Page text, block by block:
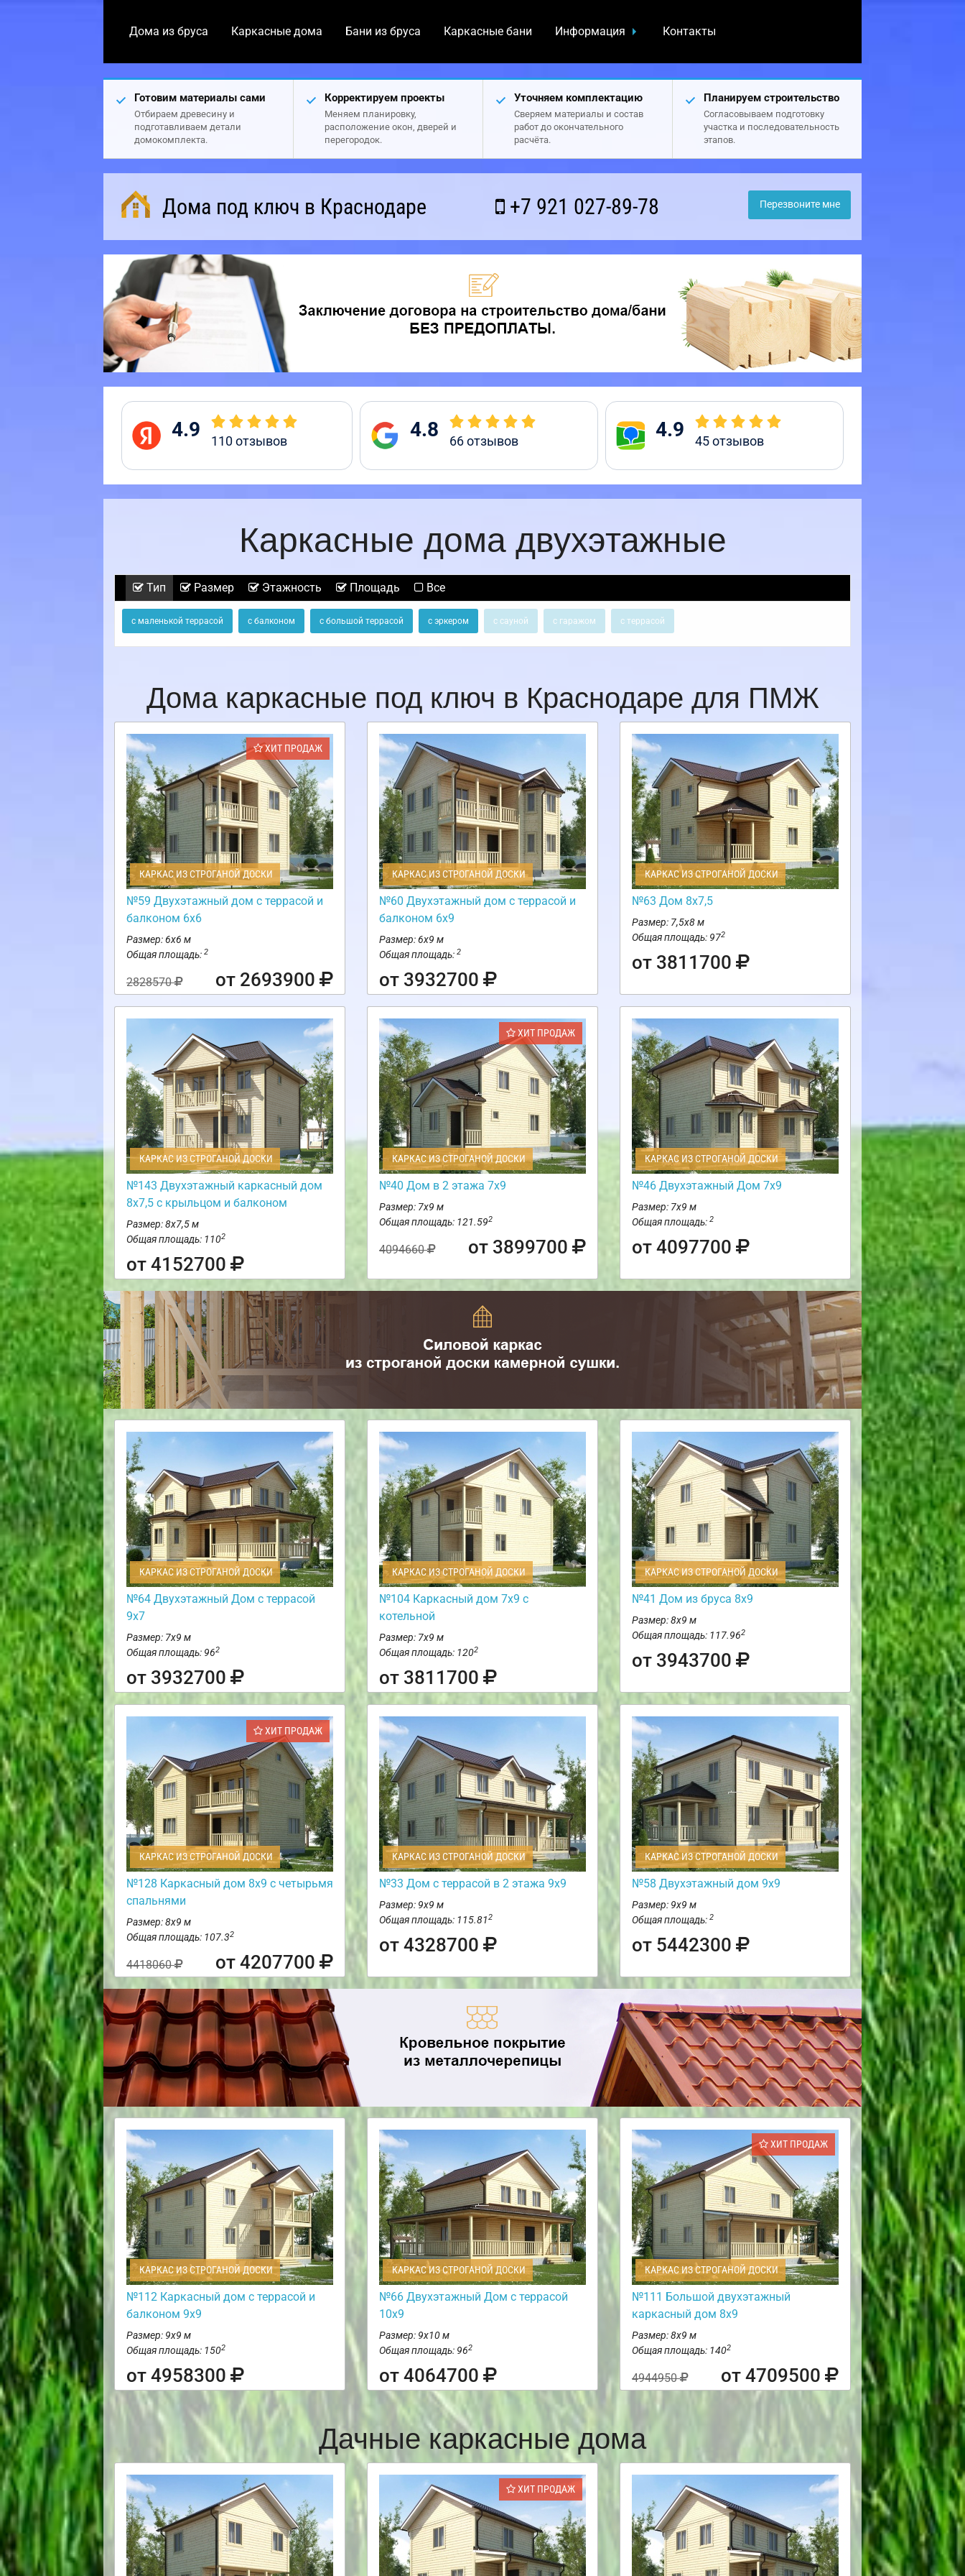
Дома из бруса Каркасные дома Бани из бруса Каркасные бани Информация Контакты
Готовим материалы сами
Отбираем древесину и
подготавливаем детали
домокомплекта.
Корректируем проекты
Меняем планировку,
расположение окон, дверей и
перегородок.
Уточняем комплектацию
Сверяем материалы и состав
работ до окончательного
расчёта.
Планируем строительство
Согласовываем подготовку
участка и последовательность
этапов.
Дома под ключ в Краснодаре +7 921 027-89-78 Перезвоните мне
4.9 110отзывов 4.8 66отзывов 4.9 45отзывов
Каркасные дома двухэтажные
Тип Размер Этажность Площадь Все
с маленькой террасой с балконом с большой террасой с эркером с сауной с гаражом с террасой
Дома каркасные под ключ в Краснодаре для ПМЖ
ХИТ ПРОДАЖ
КАРКАС ИЗ СТРОГАНОЙ ДОСКИ
№59 Двухэтажный дом с террасой и
балконом 6х6
Размер: 6х6 м
Общая площадь: 2
2828570 от 2693900
КАРКАС ИЗ СТРОГАНОЙ ДОСКИ
№60 Двухэтажный дом с террасой и
балконом 6х9
Размер: 6х9 м
Общая площадь: 2
от 3932700
КАРКАС ИЗ СТРОГАНОЙ ДОСКИ
№63 Дом 8х7,5
Размер: 7,5х8 м
Общая площадь: 972
от 3811700
КАРКАС ИЗ СТРОГАНОЙ ДОСКИ
№143 Двухэтажный каркасный дом
8х7,5 с крыльцом и балконом
Размер: 8х7,5 м
Общая площадь: 1102
от 4152700
ХИТ ПРОДАЖ
КАРКАС ИЗ СТРОГАНОЙ ДОСКИ
№40 Дом в 2 этажа 7х9
Размер: 7х9 м
Общая площадь: 121.592
4094660 от 3899700
КАРКАС ИЗ СТРОГАНОЙ ДОСКИ
№46 Двухэтажный Дом 7х9
Размер: 7х9 м
Общая площадь: 2
от 4097700
КАРКАС ИЗ СТРОГАНОЙ ДОСКИ
№64 Двухэтажный Дом с террасой
9х7
Размер: 7х9 м
Общая площадь: 962
от 3932700
КАРКАС ИЗ СТРОГАНОЙ ДОСКИ
№104 Каркасный дом 7х9 с
котельной
Размер: 7х9 м
Общая площадь: 1202
от 3811700
КАРКАС ИЗ СТРОГАНОЙ ДОСКИ
№41 Дом из бруса 8х9
Размер: 8х9 м
Общая площадь: 117.962
от 3943700
ХИТ ПРОДАЖ
КАРКАС ИЗ СТРОГАНОЙ ДОСКИ
№128 Каркасный дом 8х9 с четырьмя
спальнями
Размер: 8х9 м
Общая площадь: 107.32
4418060 от 4207700
КАРКАС ИЗ СТРОГАНОЙ ДОСКИ
№33 Дом с террасой в 2 этажа 9х9
Размер: 9х9 м
Общая площадь: 115.812
от 4328700
КАРКАС ИЗ СТРОГАНОЙ ДОСКИ
№58 Двухэтажный дом 9х9
Размер: 9х9 м
Общая площадь: 2
от 5442300
КАРКАС ИЗ СТРОГАНОЙ ДОСКИ
№112 Каркасный дом с террасой и
балконом 9х9
Размер: 9х9 м
Общая площадь: 1502
от 4958300
КАРКАС ИЗ СТРОГАНОЙ ДОСКИ
№66 Двухэтажный Дом с террасой
10х9
Размер: 9х10 м
Общая площадь: 962
от 4064700
ХИТ ПРОДАЖ
КАРКАС ИЗ СТРОГАНОЙ ДОСКИ
№111 Большой двухэтажный
каркасный дом 8х9
Размер: 8х9 м
Общая площадь: 1402
4944950 от 4709500
Дачные каркасные дома
ХИТ ПРОДАЖ